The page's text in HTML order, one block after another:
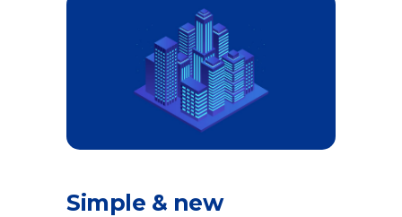
Simple & new